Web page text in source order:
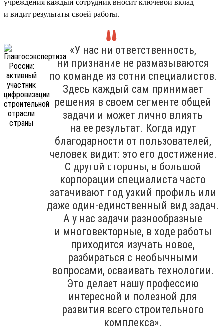
учреждения каждый сотрудник вносит ключевой вклад
и видит результаты своей работы.
«У нас ни ответственность,
ни признание не размазываются
по команде из сотни специалистов.
Здесь каждый сам принимает
решения в своем сегменте общей
задачи и может лично влиять
на ее результат. Когда идут
благодарности от пользователей,
человек видит: это его достижение.
С другой стороны, в большой
корпорации специалиста часто
затачивают под узкий профиль или
даже один-единственный вид задач.
А у нас задачи разнообразные
и многовекторные, в ходе работы
приходится изучать новое,
разбираться с необычными
вопросами, осваивать технологии.
Это делает нашу профессию
интересной и полезной для
развития всего строительного
комплекса».